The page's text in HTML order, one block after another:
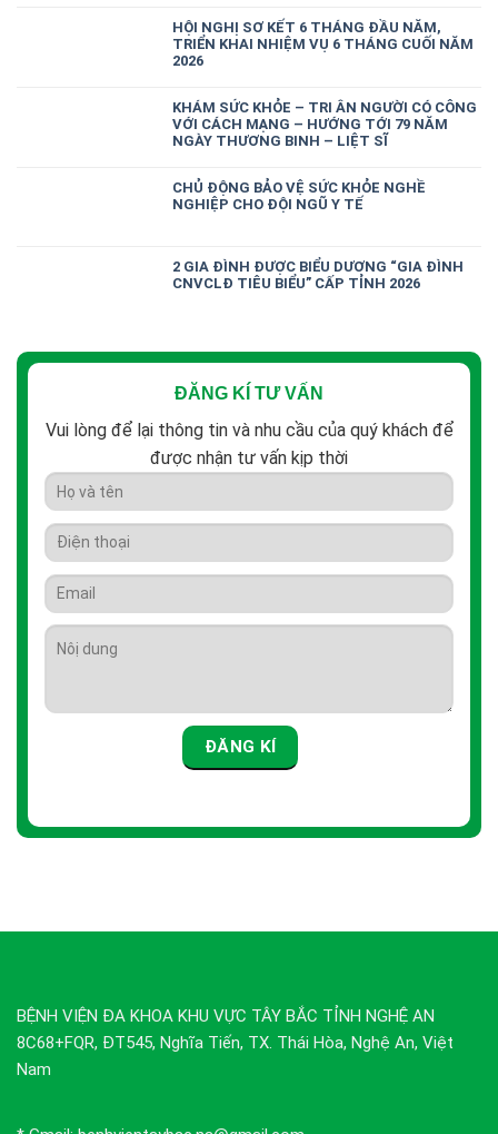
HỘI NGHỊ SƠ KẾT 6 THÁNG ĐẦU NĂM,
TRIỂN KHAI NHIỆM VỤ 6 THÁNG CUỐI NĂM
2026
KHÁM SỨC KHỎE – TRI ÂN NGƯỜI CÓ CÔNG
VỚI CÁCH MẠNG – HƯỚNG TỚI 79 NĂM
NGÀY THƯƠNG BINH – LIỆT SĨ
CHỦ ĐỘNG BẢO VỆ SỨC KHỎE NGHỀ
NGHIỆP CHO ĐỘI NGŨ Y TẾ
2 GIA ĐÌNH ĐƯỢC BIỂU DƯƠNG “GIA ĐÌNH
CNVCLĐ TIÊU BIỂU” CẤP TỈNH 2026
ĐĂNG KÍ TƯ VẤN
Vui lòng để lại thông tin và nhu cầu của quý khách để
được nhận tư vấn kịp thời
BỆNH VIỆN ĐA KHOA KHU VỰC TÂY BẮC TỈNH NGHỆ AN
8C68+FQR, ĐT545, Nghĩa Tiến, TX. Thái Hòa, Nghệ An, Việt
Nam